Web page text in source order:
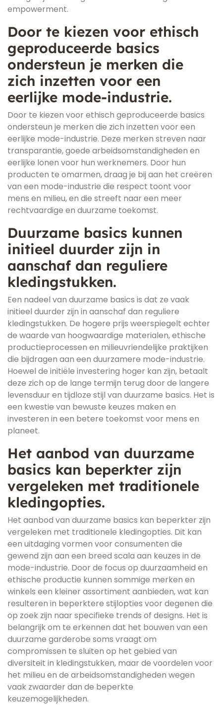
empowerment.
Door te kiezen voor ethisch
geproduceerde basics
ondersteun je merken die
zich inzetten voor een
eerlijke mode-industrie.
Door te kiezen voor ethisch geproduceerde basics
ondersteun je merken die zich inzetten voor een
eerlijke mode-industrie. Deze merken streven naar
transparantie, goede arbeidsomstandigheden en
eerlijke lonen voor hun werknemers. Door hun
producten te omarmen, draag je bij aan het creëren
van een mode-industrie die respect toont voor
mens en milieu, en die streeft naar een meer
rechtvaardige en duurzame toekomst.
Duurzame basics kunnen
initieel duurder zijn in
aanschaf dan reguliere
kledingstukken.
Een nadeel van duurzame basics is dat ze vaak
initieel duurder zijn in aanschaf dan reguliere
kledingstukken. De hogere prijs weerspiegelt echter
de waarde van hoogwaardige materialen, ethische
productieprocessen en milieuvriendelijke praktijken
die bijdragen aan een duurzamere mode-industrie.
Hoewel de initiële investering hoger kan zijn, betaalt
deze zich op de lange termijn terug door de langere
levensduur en tijdloze stijl van duurzame basics. Het is
een kwestie van bewuste keuzes maken en
investeren in een betere toekomst voor mens en
planeet.
Het aanbod van duurzame
basics kan beperkter zijn
vergeleken met traditionele
kledingopties.
Het aanbod van duurzame basics kan beperkter zijn
vergeleken met traditionele kledingopties. Dit kan
een uitdaging vormen voor consumenten die
gewend zijn aan een breed scala aan keuzes in de
mode-industrie. Door de focus op duurzaamheid en
ethische productie kunnen sommige merken en
winkels een kleiner assortiment aanbieden, wat kan
resulteren in beperktere stijlopties voor degenen die
op zoek zijn naar specifieke trends of designs. Het is
belangrijk om te erkennen dat het bouwen van een
duurzame garderobe soms vraagt om
compromissen te sluiten op het gebied van
diversiteit in kledingstukken, maar de voordelen voor
het milieu en de arbeidsomstandigheden wegen
vaak zwaarder dan de beperkte
keuzemogelijkheden.